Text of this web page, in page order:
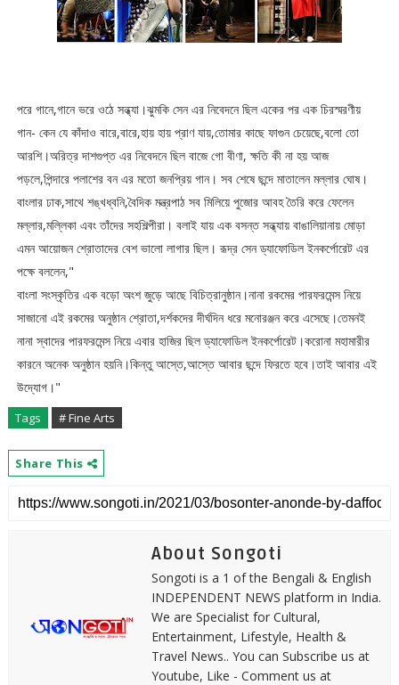
পরে গানে,গানে ভরে ওঠে সন্ধ্যা।ঝুমকি সেন এর নিবেদনে ছিল একের পর এক চিরস্মরণীয়
গান- কেন যে কাঁদাও বারে,বারে,হায় হায় প্রাণ যায়,তোমার কাছে ফাগুন চেয়েছে,বলো তো
আরশি।অরিত্র দাশগুপ্ত এর নিবেদনে ছিল বাজে গো বীণা, ক্ষতি কী না হয় আজ
পড়লে,পিন্দারে পলাশের বন এর মতো জনপ্রিয় গান। সব শেষে ছন্দে মাতালেন মল্লার ঘোষ।
বাংলার ঢাক,সাথে শঙ্খধ্বনি,বৈদিক মন্ত্রপাঠ সব মিলিয়ে পুজোর আবহ তৈরি করে ফেলেন
মল্লার,মল্লিকা এবং তাঁদের সহশিল্পীরা। বলাই যায় এক বসন্ত সন্ধ্যায় বাঙালিয়ানায় মোড়া
এমন আয়োজন শ্রোতাদের বেশ ভালো লাগার ছিল। রূদ্র সেন ড্যাফোডিল ইনকর্পোরেট এর
পক্ষে বললেন,"
বাংলা সংস্কৃতির এক বড়ো অংশ জুড়ে আছে বিচিত্রানুষ্ঠান।নানা রকমের পারফরমেন্স নিয়ে
সাজানো এই রকমের অনুষ্ঠান শ্রোতা,দর্শকদের দীর্ঘদিন ধরে মনোরঞ্জন করে এসেছে।তেমনই
নানা স্বাদের পারফরমেন্স নিয়ে এবার হাজির ছিল ড্যাফোডিল ইনকর্পোরেট।করোনা মহামারীর
কারনে অনেক অনুষ্ঠান হয়নি।কিন্তু আস্তে,আস্তে আবার ছন্দে ফিরতে হবে।তাই আবার এই
উদ্যোগ।"
Tags # Fine Arts
Share This
About Songoti
Songoti is a 1 of the Bengali & English
INDEPENDENT NEWS platform in India.
We are Specialist for Cultural,
Entertainment, Lifestyle, Health &
Travel News.. You can Subscribe us at
Youtube, Like - Comment us at